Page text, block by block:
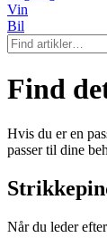
Vin
Bil
Find
Hvis du er en
passer til dine
Når du leder